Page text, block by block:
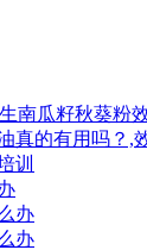
南瓜籽秋葵粉
真的有用吗？,
训
办
办